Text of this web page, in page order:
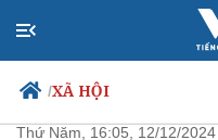
/XÃ HỘI
Sạt lở khu
đèo An Khê,
Thứ Năm, 16:05, 12/12/2024